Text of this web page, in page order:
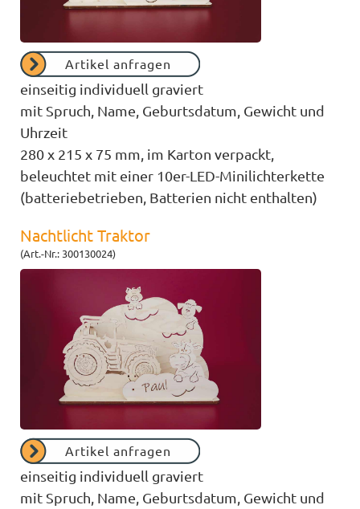
Artikel anfragen
einseitig individuell graviert
mit Spruch, Name, Geburtsdatum, Gewicht und
Uhrzeit
280 x 215 x 75 mm, im Karton verpackt,
beleuchtet mit einer 10er-LED-Minilichterkette
(batteriebetrieben, Batterien nicht enthalten)
Nachtlicht Traktor
(Art.-Nr.: 300130024)
Artikel anfragen
einseitig individuell graviert
mit Spruch, Name, Geburtsdatum, Gewicht und